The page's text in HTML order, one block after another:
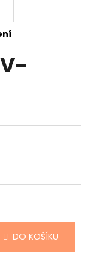
DO KOŠÍKU